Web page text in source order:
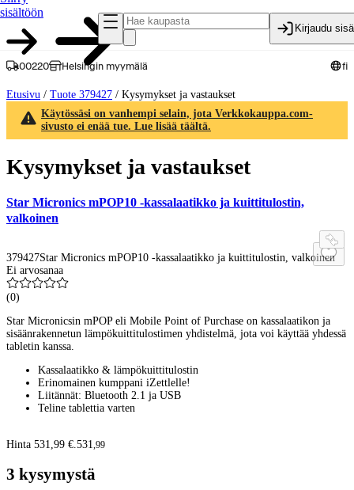
sisältöön
Kirjaudu
00220 Helsingin myymälä fi
Etusivu / Tuote 379427 / Kysymykset ja vastaukset
Käytössäsi on vanhempi selain, jota Verkkokauppa.com-
sivusto ei enää tue. Lue lisää täältä.
Kysymykset ja vastaukset
Star Micronics mPOP10 -kassalaatikko ja kuittitulostin,
valkoinen
379427Star Micronics mPOP10 -kassalaatikko ja kuittitulostin, valkoinen
Ei arvosanaa
(0)
Star Micronicsin mPOP eli Mobile Point of Purchase on kassalaatikon ja
sisäänrakennetun lämpökuittitulostimen yhdistelmä, jota voi käyttää yhdessä
tabletin kanssa.
Kassalaatikko & lämpökuittitulostin
Erinomainen kumppani iZettlelle!
Liitännät: Bluetooth 2.1 ja USB
Teline tablettia varten
Hinta 531,99 €. 531 ,99
3 kysymystä